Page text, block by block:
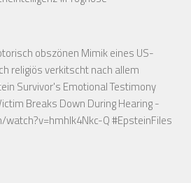
obszönen Mimik eines US-
religiös verkitscht nach allem
Survivor's Emotional Testimony
Breaks Down During Hearing -
Q#EpsteinFiles